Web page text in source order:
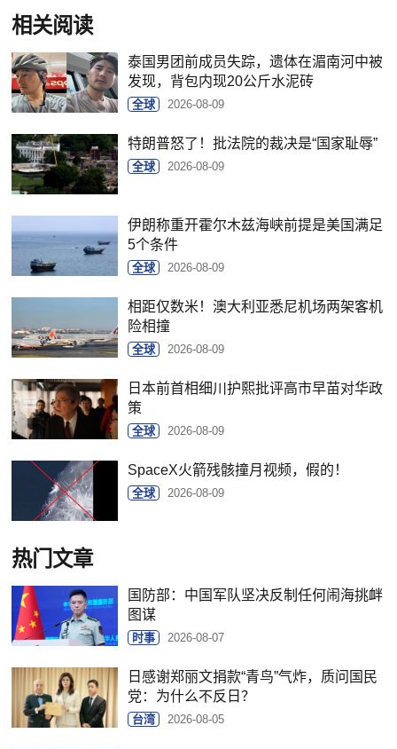
相关阅读
泰国男团前成员失踪，遗体在湄南河中被
发现，背包内现20公斤水泥砖
全球 2026-08-09
特朗普怒了！批法院的裁决是“国家耻辱”
全球 2026-08-09
伊朗称重开霍尔木兹海峡前提是美国满足
5个条件
全球 2026-08-09
相距仅数米！澳大利亚悉尼机场两架客机
险相撞
全球 2026-08-09
日本前首相细川护熙批评高市早苗对华政
策
全球 2026-08-09
SpaceX火箭残骸撞月视频，假的！
全球 2026-08-09
热门文章
国防部：中国军队坚决反制任何闹海挑衅
图谋
时事 2026-08-07
日感谢郑丽文捐款“青鸟”气炸，质问国民
党：为什么不反日？
台湾 2026-08-05